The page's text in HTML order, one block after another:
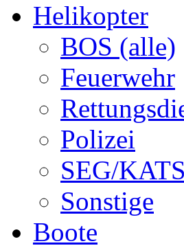
Helikopter
BOS (alle)
Feuerwehr
Polizei
SEG/KATS
Sonstige
Boote